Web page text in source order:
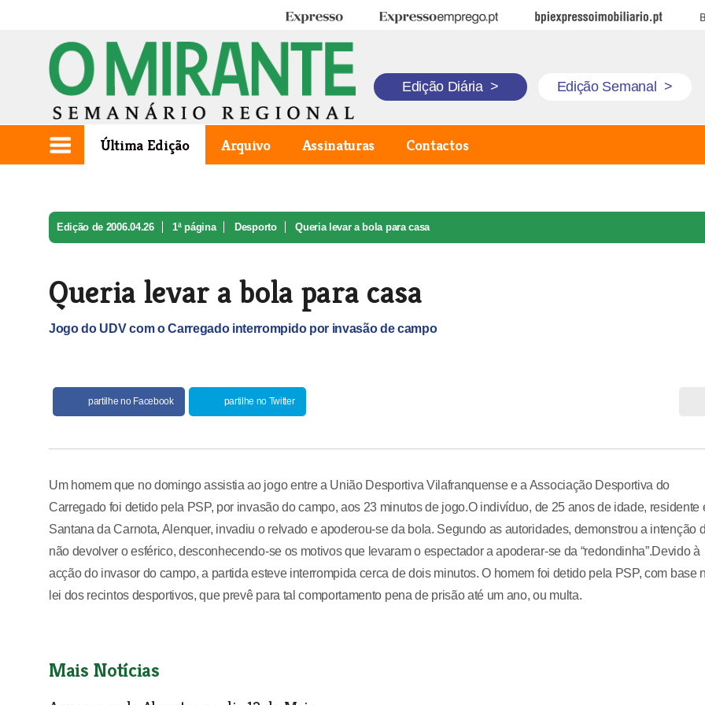
Expresso Expresso Emprego BPI Expresso Imobiliário
Edição Diária > Edição Semanal >
Última Edição Arquivo Assinaturas Contactos
Edição de 2006.04.26 1ª página Desporto Queria levar a bola para casa
Queria levar a bola para casa
Jogo do UDV com o Carregado interrompido por invasão de campo
partilhe no Facebook partilhe no Twitter
Um homem que no domingo assistia ao jogo entre a União Desportiva Vilafranquense e a Associação Desportiva do
Carregado foi detido pela PSP, por invasão do campo, aos 23 minutos de jogo.O indivíduo, de 25 anos de idade, residente
Santana da Carnota, Alenquer, invadiu o relvado e apoderou-se da bola. Segundo as autoridades, demonstrou a intenção
não devolver o esférico, desconhecendo-se os motivos que levaram o espectador a apoderar-se da “redondinha”.Devido à
acção do invasor do campo, a partida esteve interrompida cerca de dois minutos. O homem foi detido pela PSP, com base
lei dos recintos desportivos, que prevê para tal comportamento pena de prisão até um ano, ou multa.
Mais Notícias